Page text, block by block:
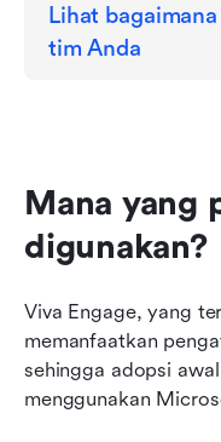
Lihat
tim Anda
Mana yang
digunakan?
Viva Engage, yang
memanfaatkan
sehingga adopsi
menggunakan